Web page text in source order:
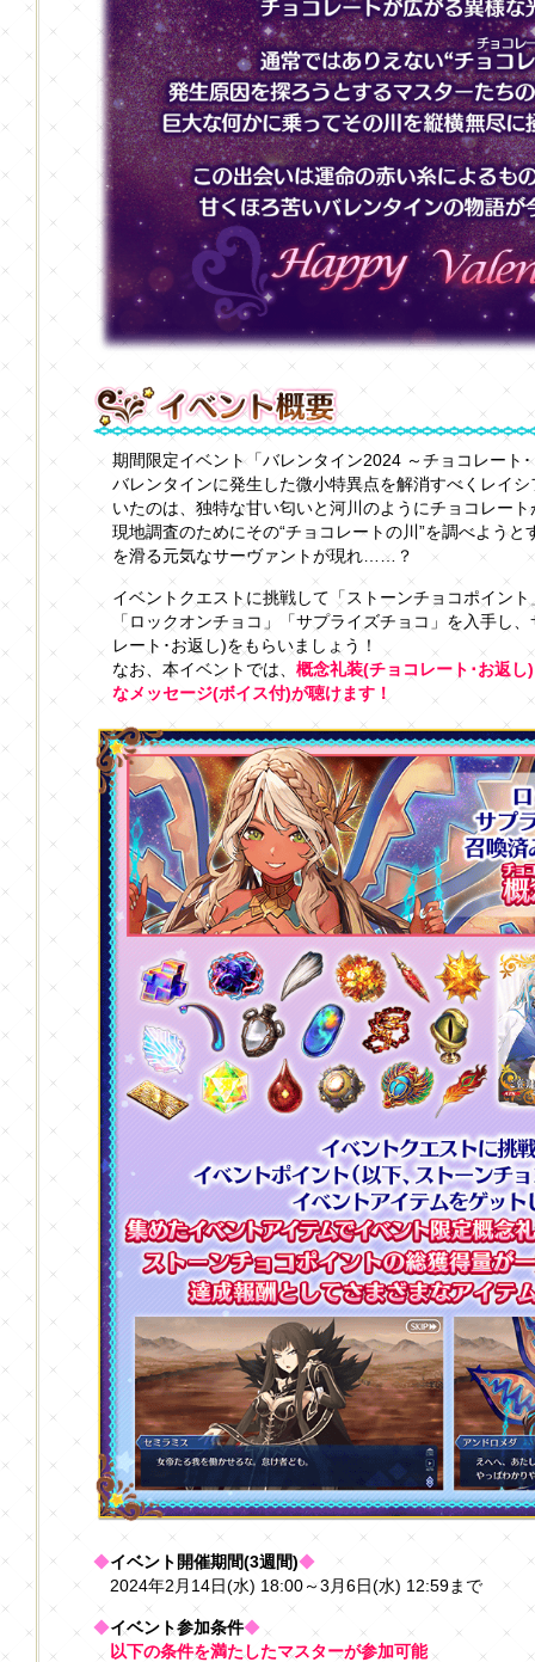
期間限定イベント「バレンタイン2024 ～チョコレート
バレンタインに発生した微小特異点を解消すべくレイ
いたのは、独特な甘い匂いと河川のようにチョコレー
現地調査のためにその“チョコレートの川”を調べよう
を滑る元気なサーヴァントが現れ……？
イベントクエストに挑戦して「ストーンチョコポイン
「ロックオンチョコ」「サプライズチョコ」を入手し
レート･お返し)をもらいましょう！
なお、本イベントでは、 概念礼装(チョコレート･お返
なメッセージ(ボイス付)が聴けます！
◆イベント開催期間(3週間)◆
2024年2月14日(水) 18:00～3月6日(水) 12:59まで
◆イベント参加条件◆
以下の条件を満たしたマスターが参加可能